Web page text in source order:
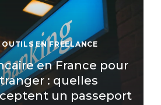
EN FREELANCE
en France pour
: quelles
un passeport